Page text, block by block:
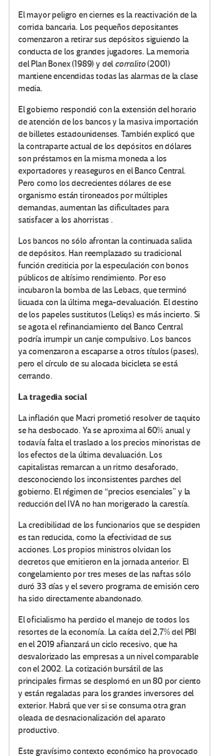
El mayor peligro en ciernes es la reactivación de la
corrida bancaria. Los pequeños depositantes
comenzaron a retirar sus depósitos siguiendo la
conducta de los grandes jugadores. La memoria
del Plan Bonex (1989) y del corralito(2001)
mantiene encendidas todas las alarmas de la clase
media.
El gobierno respondió con la extensión del horario
de atención de los bancos y la masiva importación
de billetes estadounidenses. También explicó que
la contraparte actual de los depósitos en dólares
son préstamos en la misma moneda a los
exportadores y reaseguros en el Banco Central.
Pero como los decrecientes dólares de ese
organismo están tironeados por múltiples
demandas, aumentan las dificultades para
satisfacer a los ahorristas .
Los bancos no sólo afrontan la continuada salida
de depósitos. Han reemplazado su tradicional
función crediticia por la especulación con bonos
públicos de altísimo rendimiento. Por eso
incubaron la bomba de las Lebacs, que terminó
licuada con la última mega-devaluación. El destino
de los papeles sustitutos (Leliqs) es más incierto. Si
se agota el refinanciamiento del Banco Central
podría irrumpir un canje compulsivo. Los bancos
ya comenzaron a escaparse a otros títulos (pases),
pero el círculo de su alocada bicicleta se está
cerrando.
La tragedia social
La inflación que Macri prometió resolver de taquito
se ha desbocado. Ya se aproxima al 60% anual y
todavía falta el traslado a los precios minoristas de
los efectos de la última devaluación. Los
capitalistas remarcan a un ritmo desaforado,
desconociendo los inconsistentes parches del
gobierno. El régimen de “precios esenciales” y la
reducción del IVA no han morigerado la carestía.
La credibilidad de los funcionarios que se despiden
es tan reducida, como la efectividad de sus
acciones. Los propios ministros olvidan los
decretos que emitieron en la jornada anterior. El
congelamiento por tres meses de las naftas sólo
duró 33 días y el severo programa de emisión cero
ha sido directamente abandonado.
El oficialismo ha perdido el manejo de todos los
resortes de la economía. La caída del 2,7% del PBI
en el 2019 afianzará un ciclo recesivo, que ha
desvalorizado las empresas a un nivel comparable
con el 2002. La cotización bursátil de las
principales firmas se desplomó en un 80 por ciento
y están regaladas para los grandes inversores del
exterior. Habrá que ver si se consuma otra gran
oleada de desnacionalización del aparato
productivo.
Este gravísimo contexto económico ha provocado